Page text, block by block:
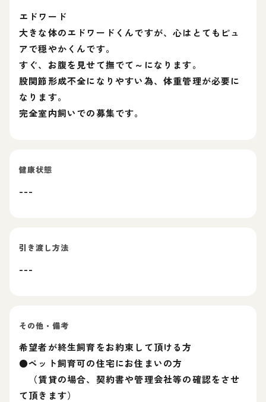
エドワード
大きな体のエドワードくんですが、心はとてもピュ
アで穏やかくんです。
すぐ、お腹を見せて撫でて～になります。
股関節形成不全になりやすい為、体重管理が必要に
なります。
完全室内飼いでの募集です。
健康状態
---
引き渡し方法
---
その他・備考
希望者が終生飼育をお約束して頂ける方
●ペット飼育可の住宅にお住まいの方
（賃貸の場合、契約書や管理会社等の確認をさせ
て頂きます）